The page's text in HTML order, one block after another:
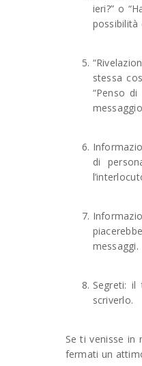
ieri?” o
possibilità
stessa
“Penso
di
messaggi.
Segreti:
scriverlo.
Se ti venisse in
fermati un